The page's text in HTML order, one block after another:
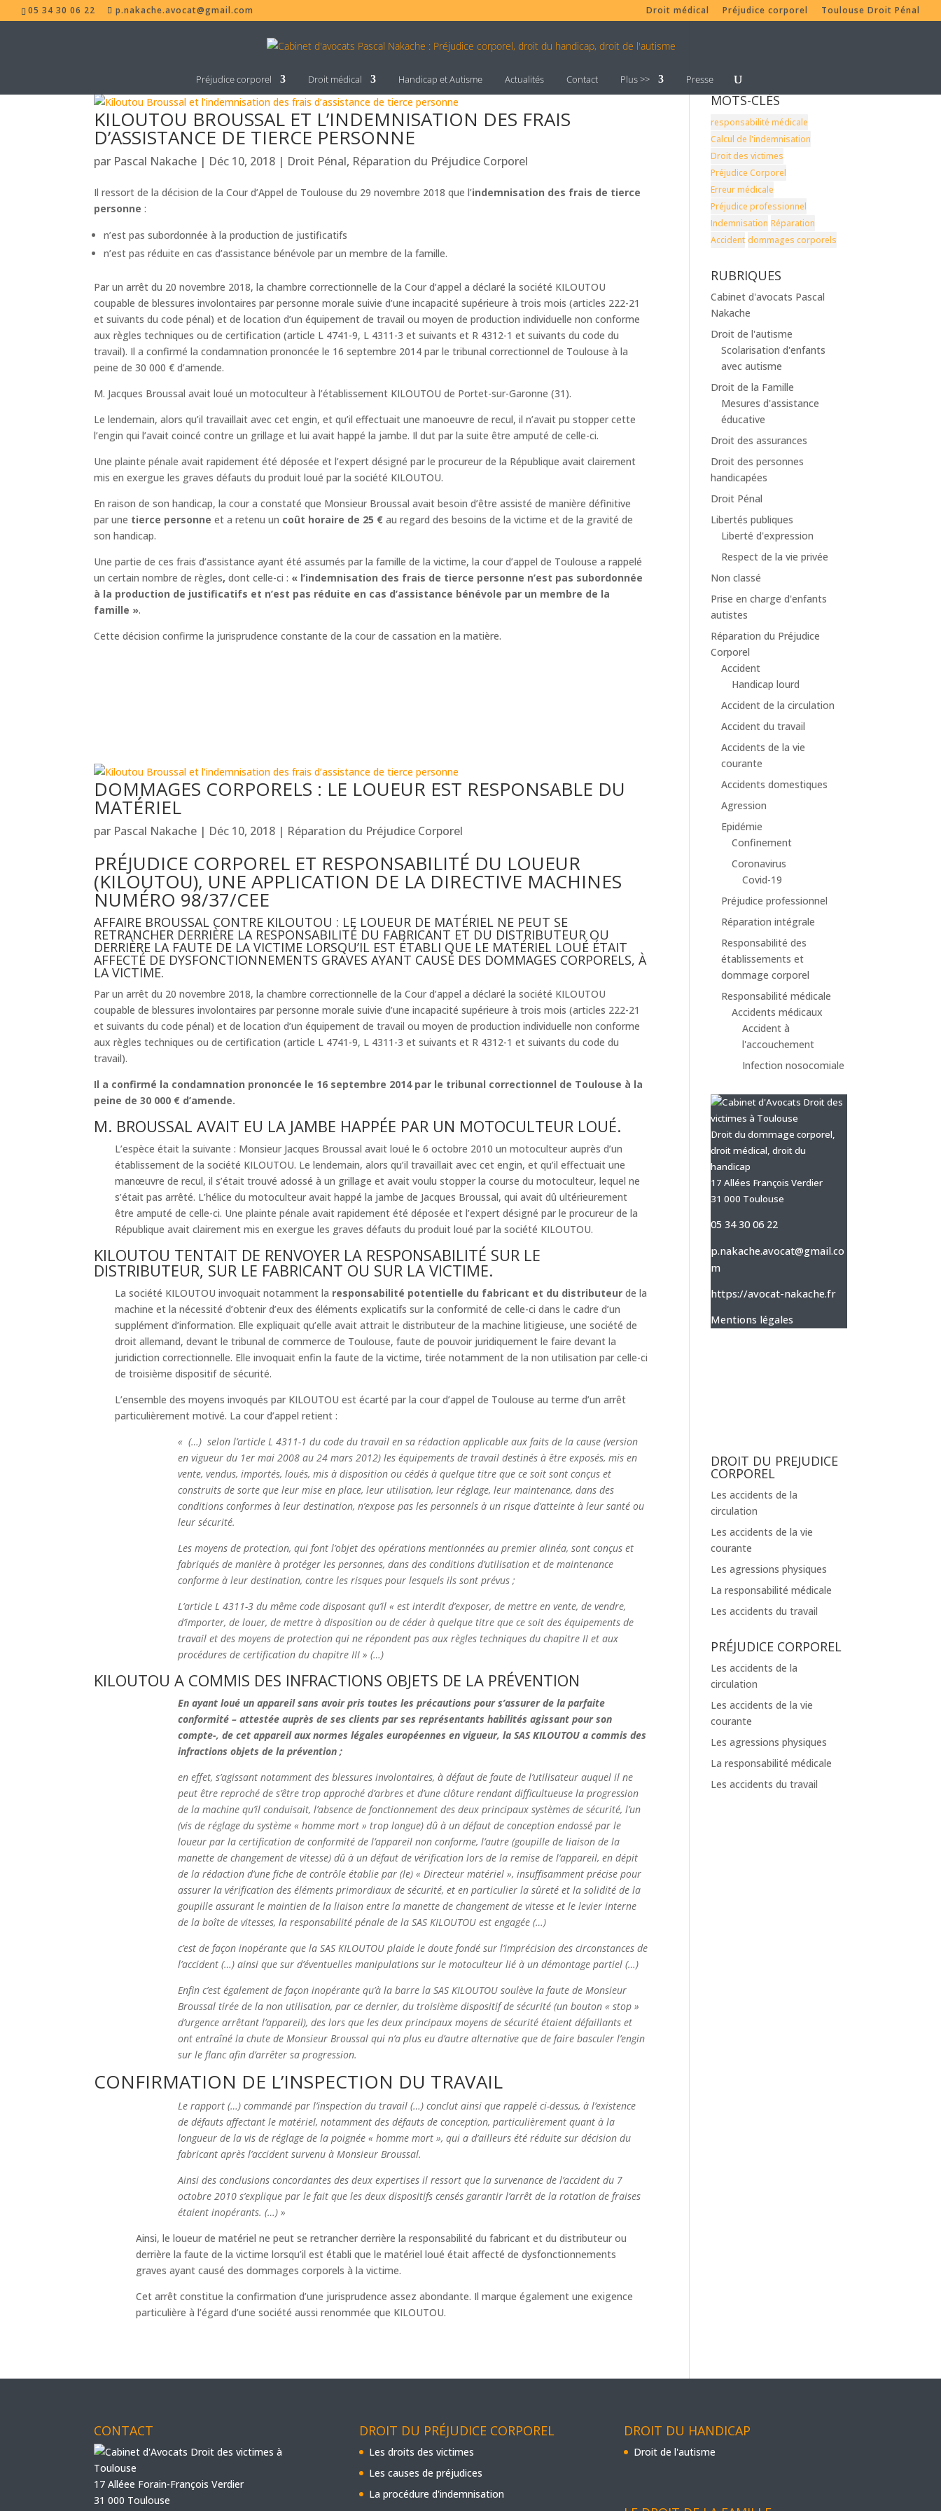
05 34 30 06 22 p.nakache.avocat@gmail.com Droit médical Préjudice corporel Toulouse Droit Pénal
Préjudice corporel Droit médical Handicap et Autisme Actualités Contact Plus >> Presse
KILOUTOU BROUSSAL ET L’INDEMNISATION DES FRAIS
D’ASSISTANCE DE TIERCE PERSONNE
par Pascal Nakache | Déc 10, 2018 | Droit Pénal, Réparation du Préjudice Corporel
Il ressort de la décision de la Cour d’Appel de Toulouse du 29 novembre 2018 que l’indemnisation des frais de tierce
personne :
n’est pas subordonnée à la production de justificatifs
n’est pas réduite en cas d’assistance bénévole par un membre de la famille.
Par un arrêt du 20 novembre 2018, la chambre correctionnelle de la Cour d’appel a déclaré la société KILOUTOU
coupable de blessures involontaires par personne morale suivie d’une incapacité supérieure à trois mois (articles 222-21
et suivants du code pénal) et de location d’un équipement de travail ou moyen de production individuelle non conforme
aux règles techniques ou de certification (article L 4741-9, L 4311-3 et suivants et R 4312-1 et suivants du code du
travail). Il a confirmé la condamnation prononcée le 16 septembre 2014 par le tribunal correctionnel de Toulouse à la
peine de 30 000 € d’amende.
M. Jacques Broussal avait loué un motoculteur à l’établissement KILOUTOU de Portet-sur-Garonne (31).
Le lendemain, alors qu’il travaillait avec cet engin, et qu’il effectuait une manoeuvre de recul, il n’avait pu stopper cette
l’engin qui l’avait coincé contre un grillage et lui avait happé la jambe. Il dut par la suite être amputé de celle-ci.
Une plainte pénale avait rapidement été déposée et l’expert désigné par le procureur de la République avait clairement
mis en exergue les graves défauts du produit loué par la société KILOUTOU.
En raison de son handicap, la cour a constaté que Monsieur Broussal avait besoin d’être assisté de manière définitive
par une tierce personne et a retenu un coût horaire de 25 € au regard des besoins de la victime et de la gravité de
son handicap.
Une partie de ces frais d’assistance ayant été assumés par la famille de la victime, la cour d’appel de Toulouse a rappelé
un certain nombre de règles,dont celle-ci : « l’indemnisation des frais de tierce personne n’est pas subordonnée
à la production de justificatifs et n’est pas réduite en cas d’assistance bénévole par un membre de la
famille ».
Cette décision confirme la jurisprudence constante de la cour de cassation en la matière.
DOMMAGES CORPORELS : LE LOUEUR EST RESPONSABLE DU
MATÉRIEL
par Pascal Nakache | Déc 10, 2018 | Réparation du Préjudice Corporel
PRÉJUDICE CORPOREL ET RESPONSABILITÉ DU LOUEUR
(KILOUTOU), UNE APPLICATION DE LA DIRECTIVE MACHINES
NUMÉRO 98/37/CEE
AFFAIRE BROUSSAL CONTRE KILOUTOU : LE LOUEUR DE MATÉRIEL NE PEUT SE
RETRANCHER DERRIÈRE LA RESPONSABILITÉ DU FABRICANT ET DU DISTRIBUTEUR OU
DERRIÈRE LA FAUTE DE LA VICTIME LORSQU’IL EST ÉTABLI QUE LE MATÉRIEL LOUÉ ÉTAIT
AFFECTÉ DE DYSFONCTIONNEMENTS GRAVES AYANT CAUSÉ DES DOMMAGES CORPORELS, À
LA VICTIME.
Par un arrêt du 20 novembre 2018, la chambre correctionnelle de la Cour d’appel a déclaré la société KILOUTOU
coupable de blessures involontaires par personne morale suivie d’une incapacité supérieure à trois mois (articles 222-21
et suivants du code pénal) et de location d’un équipement de travail ou moyen de production individuelle non conforme
aux règles techniques ou de certification (article L 4741-9, L 4311-3 et suivants et R 4312-1 et suivants du code du
travail).
Il a confirmé la condamnation prononcée le 16 septembre 2014 par le tribunal correctionnel de Toulouse à la
peine de 30 000 € d’amende.
M. BROUSSAL AVAIT EU LA JAMBE HAPPÉE PAR UN MOTOCULTEUR LOUÉ.
L’espèce était la suivante : Monsieur Jacques Broussal avait loué le 6 octobre 2010 un motoculteur auprès d’un
établissement de la société KILOUTOU. Le lendemain, alors qu’il travaillait avec cet engin, et qu’il effectuait une
manœuvre de recul, il s’était trouvé adossé à un grillage et avait voulu stopper la course du motoculteur, lequel ne
s’était pas arrêté. L’hélice du motoculteur avait happé la jambe de Jacques Broussal, qui avait dû ultérieurement
être amputé de celle-ci. Une plainte pénale avait rapidement été déposée et l’expert désigné par le procureur de la
République avait clairement mis en exergue les graves défauts du produit loué par la société KILOUTOU.
KILOUTOU TENTAIT DE RENVOYER LA RESPONSABILITÉ SUR LE
DISTRIBUTEUR, SUR LE FABRICANT OU SUR LA VICTIME.
La société KILOUTOU invoquait notamment la responsabilité potentielle du fabricant et du distributeur de la
machine et la nécessité d’obtenir d’eux des éléments explicatifs sur la conformité de celle-ci dans le cadre d’un
supplément d’information. Elle expliquait qu’elle avait attrait le distributeur de la machine litigieuse, une société de
droit allemand, devant le tribunal de commerce de Toulouse, faute de pouvoir juridiquement le faire devant la
juridiction correctionnelle. Elle invoquait enfin la faute de la victime, tirée notamment de la non utilisation par celle-ci
de troisième dispositif de sécurité.
L’ensemble des moyens invoqués par KILOUTOU est écarté par la cour d’appel de Toulouse au terme d’un arrêt
particulièrement motivé. La cour d’appel retient :
« (…) selon l’article L 4311-1 du code du travail en sa rédaction applicable aux faits de la cause (version
en vigueur du 1er mai 2008 au 24 mars 2012) les équipements de travail destinés à être exposés, mis en
vente, vendus, importés, loués, mis à disposition ou cédés à quelque titre que ce soit sont conçus et
construits de sorte que leur mise en place, leur utilisation, leur réglage, leur maintenance, dans des
conditions conformes à leur destination, n’expose pas les personnels à un risque d’atteinte à leur santé ou
leur sécurité.
Les moyens de protection, qui font l’objet des opérations mentionnées au premier alinéa, sont conçus et
fabriqués de manière à protéger les personnes, dans des conditions d’utilisation et de maintenance
conforme à leur destination, contre les risques pour lesquels ils sont prévus ;
L’article L 4311-3 du même code disposant qu’il « est interdit d’exposer, de mettre en vente, de vendre,
d’importer, de louer, de mettre à disposition ou de céder à quelque titre que ce soit des équipements de
travail et des moyens de protection qui ne répondent pas aux règles techniques du chapitre II et aux
procédures de certification du chapitre III » (…)
KILOUTOU A COMMIS DES INFRACTIONS OBJETS DE LA PRÉVENTION
En ayant loué un appareil sans avoir pris toutes les précautions pour s’assurer de la parfaite
conformité – attestée auprès de ses clients par ses représentants habilités agissant pour son
compte-, de cet appareil aux normes légales européennes en vigueur, la SAS KILOUTOU a commis des
infractions objets de la prévention ;
en effet, s’agissant notamment des blessures involontaires, à défaut de faute de l’utilisateur auquel il ne
peut être reproché de s’être trop approché d’arbres et d’une clôture rendant difficultueuse la progression
de la machine qu’il conduisait, l’absence de fonctionnement des deux principaux systèmes de sécurité, l’un
(vis de réglage du système « homme mort » trop longue) dû à un défaut de conception endossé par le
loueur par la certification de conformité de l’appareil non conforme, l’autre (goupille de liaison de la
manette de changement de vitesse) dû à un défaut de vérification lors de la remise de l’appareil, en dépit
de la rédaction d’une fiche de contrôle établie par (le) « Directeur matériel », insuffisamment précise pour
assurer la vérification des éléments primordiaux de sécurité, et en particulier la sûreté et la solidité de la
goupille assurant le maintien de la liaison entre la manette de changement de vitesse et le levier interne
de la boîte de vitesses, la responsabilité pénale de la SAS KILOUTOU est engagée (…)
c’est de façon inopérante que la SAS KILOUTOU plaide le doute fondé sur l’imprécision des circonstances de
l’accident (…) ainsi que sur d’éventuelles manipulations sur le motoculteur lié à un démontage partiel (…)
Enfin c’est également de façon inopérante qu’à la barre la SAS KILOUTOU soulève la faute de Monsieur
Broussal tirée de la non utilisation, par ce dernier, du troisième dispositif de sécurité (un bouton « stop »
d’urgence arrêtant l’appareil), des lors que les deux principaux moyens de sécurité étaient défaillants et
ont entraîné la chute de Monsieur Broussal qui n’a plus eu d’autre alternative que de faire basculer l’engin
sur le flanc afin d’arrêter sa progression.
CONFIRMATION DE L’INSPECTION DU TRAVAIL
Le rapport (…) commandé par l’inspection du travail (…) conclut ainsi que rappelé ci-dessus, à l’existence
de défauts affectant le matériel, notamment des défauts de conception, particulièrement quant à la
longueur de la vis de réglage de la poignée « homme mort », qui a d’ailleurs été réduite sur décision du
fabricant après l’accident survenu à Monsieur Broussal.
Ainsi des conclusions concordantes des deux expertises il ressort que la survenance de l’accident du 7
octobre 2010 s’explique par le fait que les deux dispositifs censés garantir l’arrêt de la rotation de fraises
étaient inopérants. (…) »
Ainsi, le loueur de matériel ne peut se retrancher derrière la responsabilité du fabricant et du distributeur ou
derrière la faute de la victime lorsqu’il est établi que le matériel loué était affecté de dysfonctionnements
graves ayant causé des dommages corporels à la victime.
Cet arrêt constitue la confirmation d’une jurisprudence assez abondante. Il marque également une exigence
particulière à l’égard d’une société aussi renommée que KILOUTOU.
MOTS-CLÉS
responsabilité médicale
Calcul de l'indemnisation
Droit des victimes
Préjudice Corporel
Erreur médicale
Préjudice professionnel
Indemnisation Réparation
Accident dommages corporels
RUBRIQUES
Cabinet d'avocats Pascal
Nakache
Droit de l'autisme
Scolarisation d'enfants
avec autisme
Droit de la Famille
Mesures d'assistance
éducative
Droit des assurances
Droit des personnes
handicapées
Droit Pénal
Libertés publiques
Liberté d'expression
Respect de la vie privée
Non classé
Prise en charge d'enfants
autistes
Réparation du Préjudice
Corporel
Accident
Handicap lourd
Accident de la circulation
Accident du travail
Accidents de la vie
courante
Accidents domestiques
Agression
Epidémie
Confinement
Coronavirus
Covid-19
Préjudice professionnel
Réparation intégrale
Responsabilité des
établissements et
dommage corporel
Responsabilité médicale
Accidents médicaux
Accident à
l'accouchement
Infection nosocomiale
Droit du dommage corporel,
droit médical, droit du
handicap
17 Allées François Verdier
31 000 Toulouse
05 34 30 06 22
p.nakache.avocat@gmail.co
m
https://avocat-nakache.fr
Mentions légales
DROIT DU PREJUDICE
CORPOREL
Les accidents de la
circulation
Les accidents de la vie
courante
Les agressions physiques
La responsabilité médicale
Les accidents du travail
PRÉJUDICE CORPOREL
Les accidents de la
circulation
Les accidents de la vie
courante
Les agressions physiques
La responsabilité médicale
Les accidents du travail
CONTACT
17 Alléee Forain-François Verdier
31 000 Toulouse
DROIT DU PRÉJUDICE CORPOREL
Les droits des victimes
Les causes de préjudices
La procédure d'indemnisation
DROIT DU HANDICAP
Droit de l'autisme